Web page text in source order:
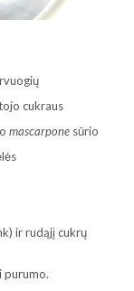
cukraus
mascarpone sūrio
ir rudąjį cukrų
purumo.